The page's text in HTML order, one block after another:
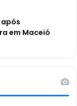
em Maceió